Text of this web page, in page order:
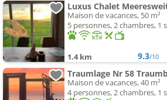
Luxus Chalet
Maison de vacances, 50 m²
5 personnes, 2 chambres, 1
1.4 km 9.3/10
Maison de vacances, 40 m²
4 personnes, 2 chambres, 1